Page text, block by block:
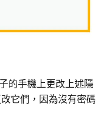
的手機上更改上述隱
它們，因為沒有密碼